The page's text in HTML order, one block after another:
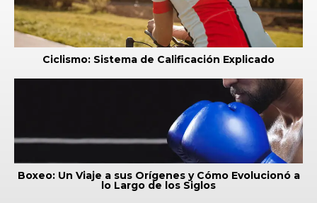
Ciclismo: Sistema de Calificación Explicado
Boxeo: Un Viaje a sus Orígenes y Cómo Evolucionó a
lo Largo de los Siglos